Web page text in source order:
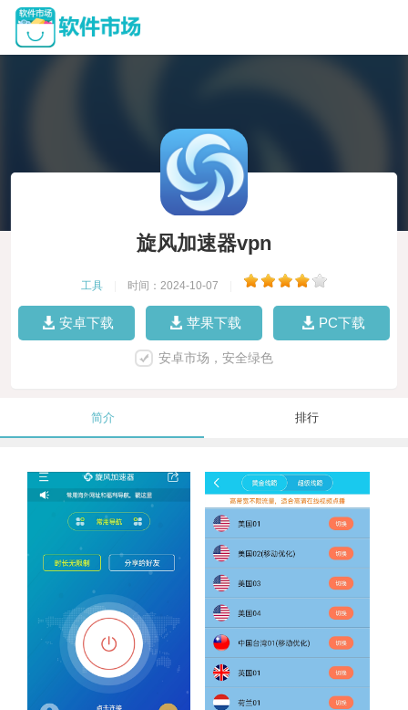
旋风加速器vpn
工具 时间：2024-10-07
安卓下载 苹果下载 PC下载
安卓市场，安全绿色
简介 排行